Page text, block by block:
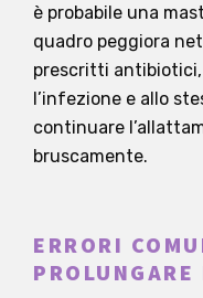
è probabile una
quadro peggiora
prescritti
l’infezione e allo
continuare
bruscamente.
ERRORI
PROLUNGARE